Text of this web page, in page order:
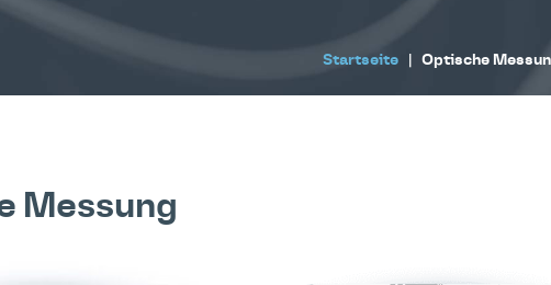
Startseite| Optische
Messung